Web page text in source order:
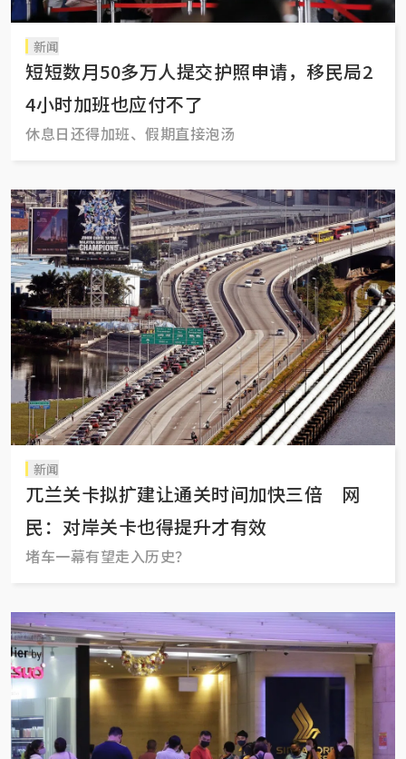
新闻
短短数月50多万人提交护照申请，移民局2
4小时加班也应付不了
休息日还得加班、假期直接泡汤
新闻
兀兰关卡拟扩建让通关时间加快三倍 网
民：对岸关卡也得提升才有效
堵车一幕有望走入历史？